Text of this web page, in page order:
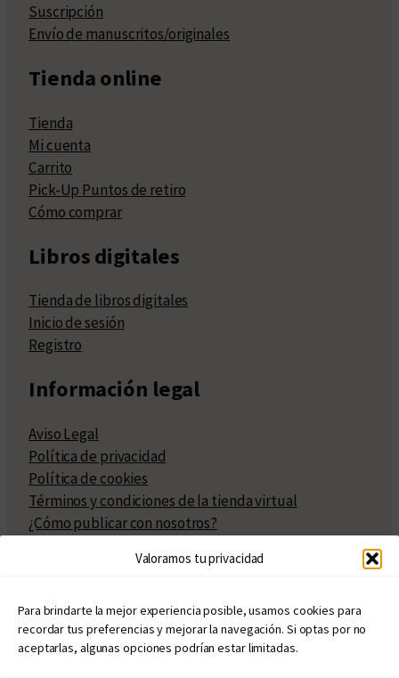
Valoramos tu privacidad
Para brindarte la mejor experiencia posible, usamos cookies para
recordar tus preferencias y mejorar la navegación. Si optas por no
aceptarlas, algunas opciones podrían estar limitadas.
Suscripción
Envío de manuscritos/originales
Tienda online
Tienda
Mi cuenta
Carrito
Pick-Up Puntos de retiro
Cómo comprar
Libros digitales
Tienda de libros digitales
Inicio de sesión
Registro
Información legal
Aviso Legal
Política de privacidad
Política de cookies
Términos y condiciones de la tienda virtual
¿Cómo publicar con nosotros?
Políticas de publicación
Políticas de coedición
Atribuciones